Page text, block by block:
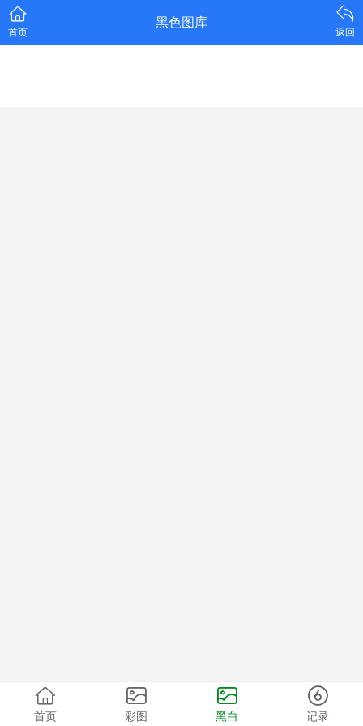
首页
黑色图库
返回
首页 彩图 黑白 记录